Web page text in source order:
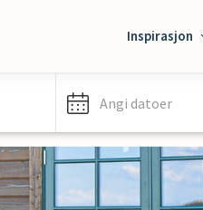
Inspirasjon
Angi datoer